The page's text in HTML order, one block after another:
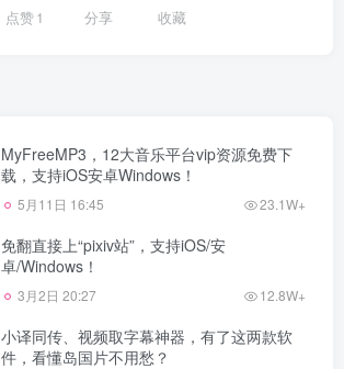
点赞1 分享 收藏
MyFreeMP3，12大音乐平台vip资源免费下
载，支持iOS安卓Windows！
5月11日 16:45 23.1W+
免翻直接上“pixiv站”，支持iOS/安
卓/Windows！
3月2日 20:27 12.8W+
小译同传、视频取字幕神器，有了这两款软
件，看懂岛国片不用愁？